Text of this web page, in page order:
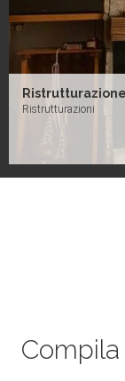
Ristrutturazioni